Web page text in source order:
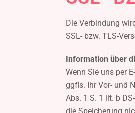
Die Verbindung
SSL- bzw. TLS-
Information über
Wenn Sie uns per
ggfls. Ihr Vor- und
Abs. 1 S. 1 lit. b
die Speicherung